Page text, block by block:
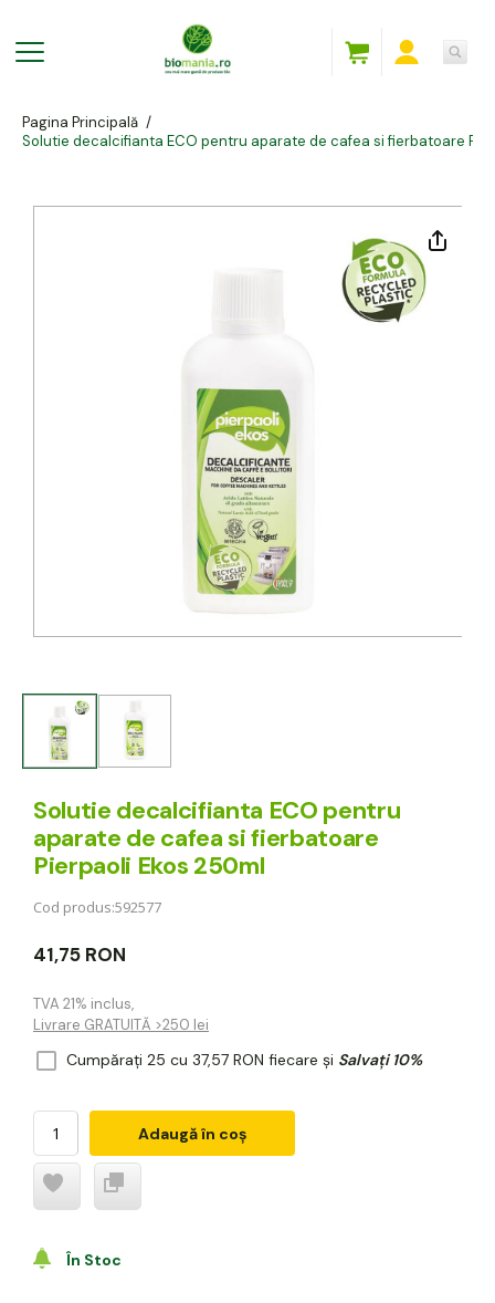
Pagina Principală /
Solutie decalcifianta ECO pentru aparate de cafea si fierbatoare
Solutie decalcifianta ECO pentru
aparate de cafea si fierbatoare
Pierpaoli Ekos 250ml
Cod produs:592577
41,75 RON
TVA 21% inclus,
Livrare GRATUITĂ >250 lei
Cumpărați 25 cu 37,57 RON fiecare și Salvați10%
Adaugă în coș
În Stoc